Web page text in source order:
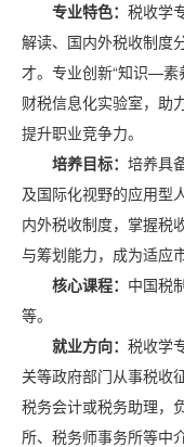
专业特色： 税收学
解读、国内外税收制度
才。专业创新“知识—
财税信息化实验室，助
提升职业竞争力。
培养目标： 培养具
及国际化视野的应用型
内外税收制度，掌握税
与筹划能力，成为适应
核心课程： 中国税
等。
就业方向： 税收学
关等政府部门从事税收
税务会计或税务助理，
所、税务师事务所等中